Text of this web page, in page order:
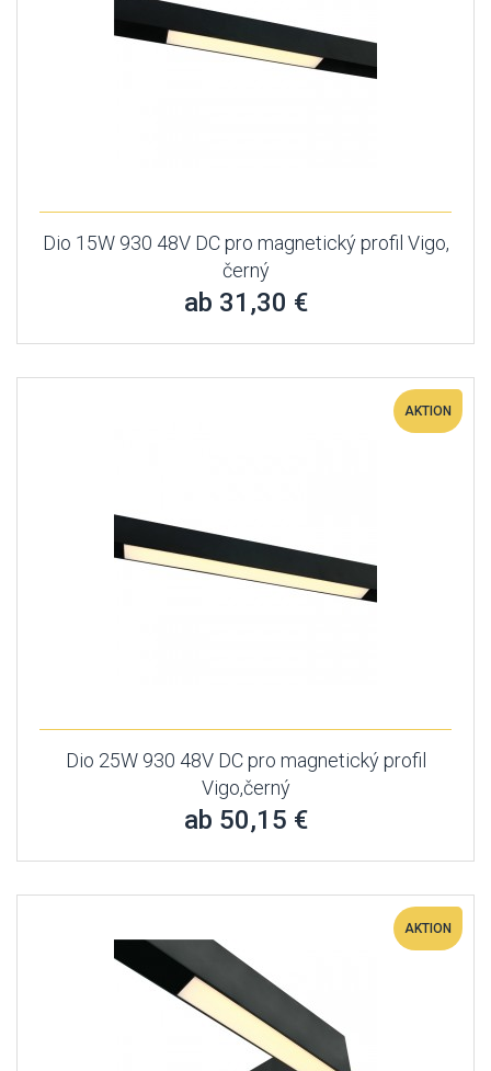
Dio 15W 930 48V DC pro magnetický profil Vigo,
černý
ab 31,30 €
AKTION
Dio 25W 930 48V DC pro magnetický profil
Vigo,černý
ab 50,15 €
AKTION